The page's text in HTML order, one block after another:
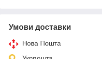
Умови доставки
Нова Пошта